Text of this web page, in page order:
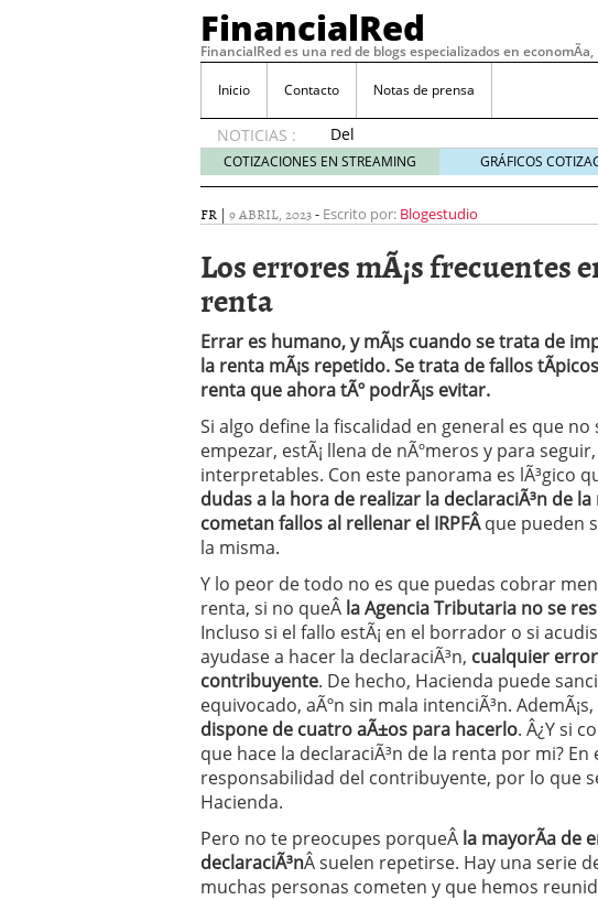
FinancialRed
FinancialRed es una red de blogs especializados en
Inicio Contacto Notas de prensa
NOTICIAS :
Del
depósito
a la
cómo
cambiando
del
ahorro
en
España
05/08/2026
Seguros de convenio en pymes: la
descubren cuando ya es demasiado
ReseÃ±a de SIFX: Lo Que Deben
Operar 29/06/2026
Crear empresa online vs proceso
CÃ³mo afrontar una baja mÃ©dica
26/05/2026
COTIZACIONES EN STREAMING GRÁFICOS
FR | 9 ABRIL, 2023- Escrito por: Blogestudio
Los errores mÃ¡s frecuentes
renta
Errar es humano, y mÃ¡s cuando se trata de
la renta mÃ¡s repetido. Se trata de fallos
renta que ahora tÃº podrÃ¡s evitar.
Si algo define la fiscalidad en general es que
empezar, estÃ¡ llena de nÃºmeros y para
interpretables. Con este panorama es lÃ³gico
dudas a la hora de realizar la declaraciÃ³n de
cometan fallos al rellenar el IRPFÂque pueden
la misma.
Y lo peor de todo no es que puedas cobrar
renta, si no queÂ la Agencia Tributaria no se
Incluso si el fallo estÃ¡ en el borrador o si
ayudase a hacer la declaraciÃ³n, cualquier
contribuyente. De hecho, Hacienda puede
equivocado, aÃºn sin mala intenciÃ³n. AdemÃ¡s,
dispone de cuatro aÃ±os para hacerlo. Â¿Y si
que hace la declaraciÃ³n de la renta por mi? En
responsabilidad del contribuyente, por lo que
Hacienda.
Pero no te preocupes porqueÂ la mayorÃ­a de
declaraciÃ³nÂ suelen repetirse. Hay una serie
muchas personas cometen y que hemos